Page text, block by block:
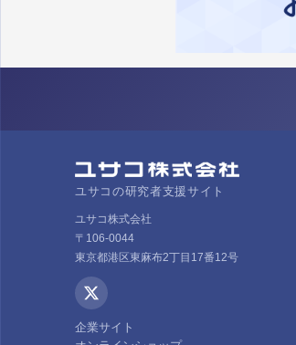
ユサコの研究者支援サイト
ユサコ株式会社
〒106-0044
東京都港区東麻布2丁目17番12号
企業サイト